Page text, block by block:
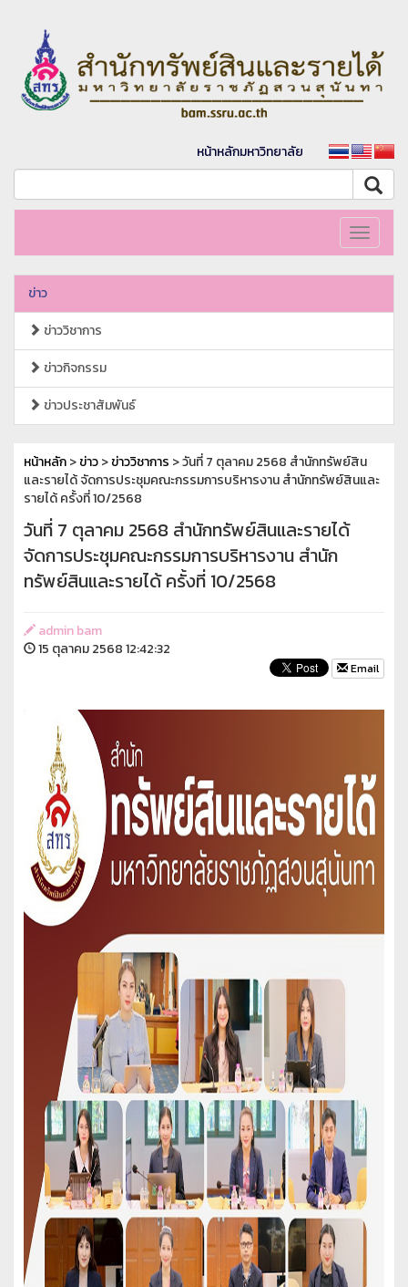
หน้าหลักมหาวิทยาลัย
Toggle
ข่าว
ข่าววิชาการ
ข่าวกิจกรรม
ข่าวประชาสัมพันธ์
หน้าหลัก>ข่าว>ข่าววิชาการ > วันที่ 7 ตุลาคม 2568 สำนักทรัพย์สิน
และรายได้ จัดการประชุมคณะกรรมการบริหารงาน สำนักทรัพย์สินและ
รายได้ ครั้งที่ 10/2568
วันที่ 7 ตุลาคม 2568 สำนักทรัพย์สินและรายได้
จัดการประชุมคณะกรรมการบริหารงาน สำนัก
ทรัพย์สินและรายได้ ครั้งที่ 10/2568
admin bam
15 ตุลาคม 2568 12:42:32
Email